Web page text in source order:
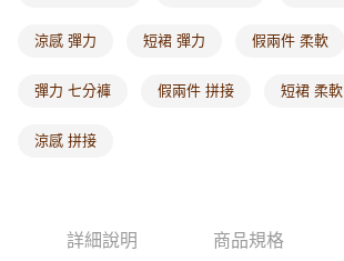
涼感 彈力 短裙 彈力 假兩件 柔軟
彈力 七分褲 假兩件 拼接 短裙 柔軟
涼感 拼接
詳細說明 商品規格